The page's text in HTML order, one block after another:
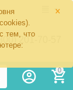
×
тем, что
201-70-57
0